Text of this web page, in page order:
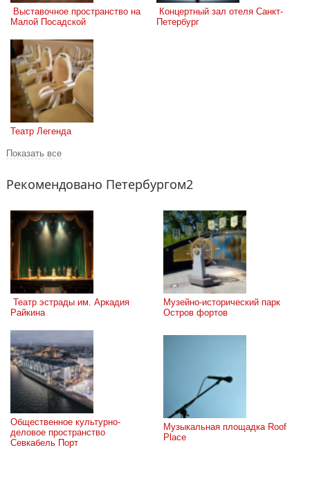
Малой Посадской
Петербург
Театр Легенда
Показать все
Рекомендовано Петербургом2
Райкина
Музейно-исторический парк
Остров фортов
Общественное культурно-
деловое пространство
Севкабель Порт
Музыкальная площадка Roof
Place